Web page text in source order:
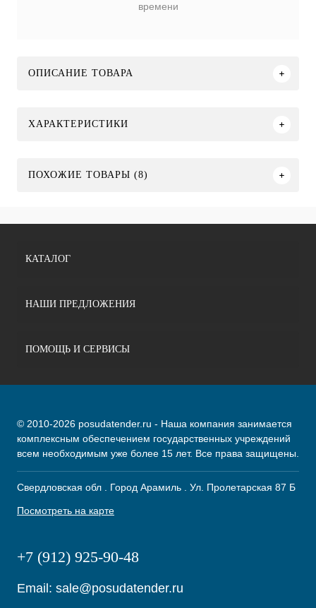
времени
ОПИСАНИЕ ТОВАРА
ХАРАКТЕРИСТИКИ
ПОХОЖИЕ ТОВАРЫ (8)
КАТАЛОГ
НАШИ ПРЕДЛОЖЕНИЯ
ПОМОЩЬ И СЕРВИСЫ
© 2010-2026 posudatender.ru - Наша компания занимается
комплексным обеспечением государственных учреждений
всем необходимым уже более 15 лет. Все права защищены.
Свердловская обл . Город Арамиль . Ул. Пролетарская 87 Б
Посмотреть на карте
+7 (912) 925-90-48
Email: sale@posudatender.ru